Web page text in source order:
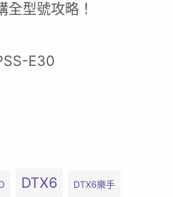
全型號攻略！
E30
DTX6 DTX6樂手